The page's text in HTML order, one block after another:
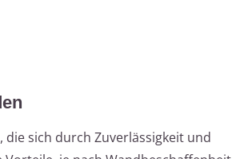
sich durch Zuverlässigkeit und